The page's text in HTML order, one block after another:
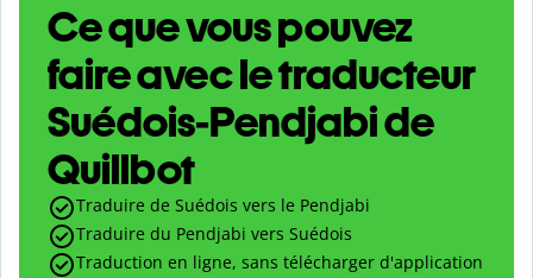
Ce que vous pouvez
faire avec le traducteur
Suédois-Pendjabi de
Quillbot
Traduire de Suédois vers le Pendjabi
Traduire du Pendjabi vers Suédois
Traduction en ligne, sans télécharger d'application